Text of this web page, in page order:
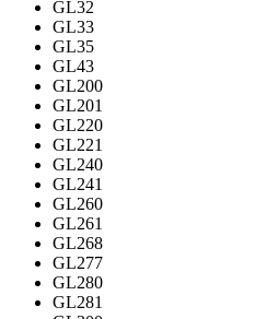
GL32
GL33
GL35
GL43
GL200
GL201
GL220
GL221
GL240
GL241
GL260
GL261
GL268
GL277
GL280
GL281